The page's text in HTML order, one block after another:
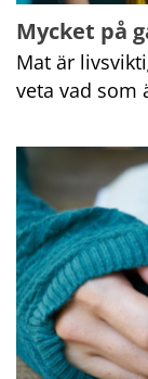
Mycket på
Mat är
veta vad som